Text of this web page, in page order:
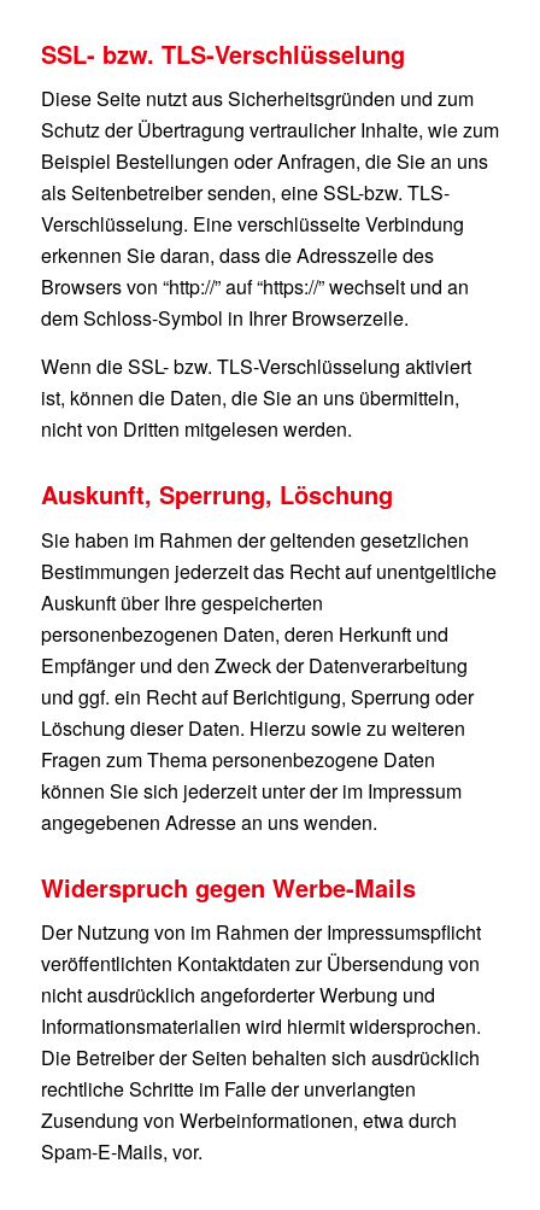
SSL- bzw. TLS-Verschlüsselung
Diese Seite nutzt aus Sicherheitsgründen und zum
Schutz der Übertragung vertraulicher Inhalte, wie zum
Beispiel Bestellungen oder Anfragen, die Sie an uns
als Seitenbetreiber senden, eine SSL-bzw. TLS-
Verschlüsselung. Eine verschlüsselte Verbindung
erkennen Sie daran, dass die Adresszeile des
Browsers von “http://” auf “https://” wechselt und an
dem Schloss-Symbol in Ihrer Browserzeile.
Wenn die SSL- bzw. TLS-Verschlüsselung aktiviert
ist, können die Daten, die Sie an uns übermitteln,
nicht von Dritten mitgelesen werden.
Auskunft, Sperrung, Löschung
Sie haben im Rahmen der geltenden gesetzlichen
Bestimmungen jederzeit das Recht auf unentgeltliche
Auskunft über Ihre gespeicherten
personenbezogenen Daten, deren Herkunft und
Empfänger und den Zweck der Datenverarbeitung
und ggf. ein Recht auf Berichtigung, Sperrung oder
Löschung dieser Daten. Hierzu sowie zu weiteren
Fragen zum Thema personenbezogene Daten
können Sie sich jederzeit unter der im Impressum
angegebenen Adresse an uns wenden.
Widerspruch gegen Werbe-Mails
Der Nutzung von im Rahmen der Impressumspflicht
veröffentlichten Kontaktdaten zur Übersendung von
nicht ausdrücklich angeforderter Werbung und
Informationsmaterialien wird hiermit widersprochen.
Die Betreiber der Seiten behalten sich ausdrücklich
rechtliche Schritte im Falle der unverlangten
Zusendung von Werbeinformationen, etwa durch
Spam-E-Mails, vor.